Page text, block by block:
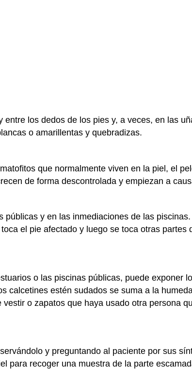
los dedos de los pies y, a veces, en las
o amarillentas y quebradizas.
que normalmente viven en la piel, el
de forma descontrolada y empiezan a
y en las inmediaciones de las
el pie afectado y luego se toca otras partes
o las piscinas públicas, puede exponer
calcetines estén sudados se suma a la
o zapatos que haya usado otra persona
y preguntando al paciente por sus
para recoger una muestra de la parte